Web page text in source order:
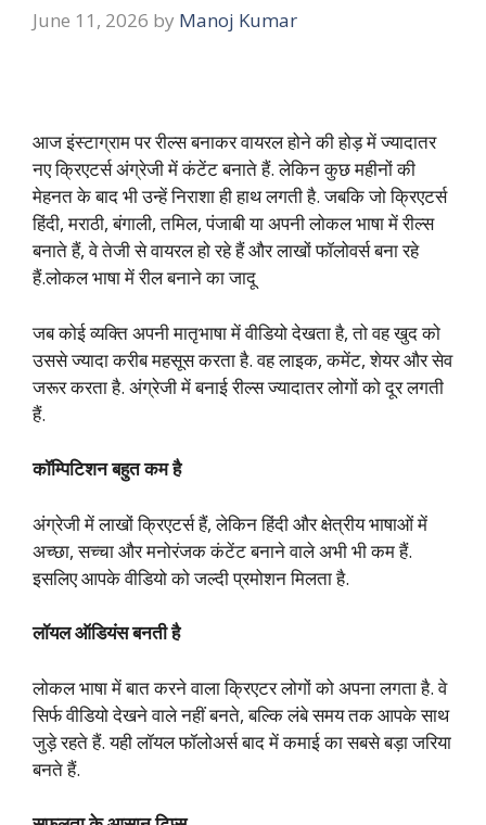
June 11, 2026 by Manoj Kumar
आज इंस्टाग्राम पर रील्स बनाकर वायरल होने की होड़ में ज्यादातर
नए क्रिएटर्स अंग्रेजी में कंटेंट बनाते हैं. लेकिन कुछ महीनों की
मेहनत के बाद भी उन्हें निराशा ही हाथ लगती है. जबकि जो क्रिएटर्स
हिंदी, मराठी, बंगाली, तमिल, पंजाबी या अपनी लोकल भाषा में रील्स
बनाते हैं, वे तेजी से वायरल हो रहे हैं और लाखों फॉलोवर्स बना रहे
हैं.लोकल भाषा में रील बनाने का जादू
जब कोई व्यक्ति अपनी मातृभाषा में वीडियो देखता है, तो वह खुद को
उससे ज्यादा करीब महसूस करता है. वह लाइक, कमेंट, शेयर और सेव
जरूर करता है. अंग्रेजी में बनाई रील्स ज्यादातर लोगों को दूर लगती
हैं.
कॉम्पिटिशन बहुत कम है
अंग्रेजी में लाखों क्रिएटर्स हैं, लेकिन हिंदी और क्षेत्रीय भाषाओं में
अच्छा, सच्चा और मनोरंजक कंटेंट बनाने वाले अभी भी कम हैं.
इसलिए आपके वीडियो को जल्दी प्रमोशन मिलता है.
लॉयल ऑडियंस बनती है
लोकल भाषा में बात करने वाला क्रिएटर लोगों को अपना लगता है. वे
सिर्फ वीडियो देखने वाले नहीं बनते, बल्कि लंबे समय तक आपके साथ
जुड़े रहते हैं. यही लॉयल फॉलोअर्स बाद में कमाई का सबसे बड़ा जरिया
बनते हैं.